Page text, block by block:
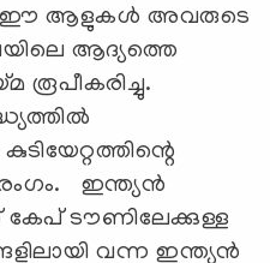
ഈ ആളുകൾ അവരുടെ
ആദ്യത്തെ
രൂപീകരിച്ചു.
ഇന്ത്യൻ
ടൗണിലേക്കുള്ള
വന്ന ഇന്ത്യൻ